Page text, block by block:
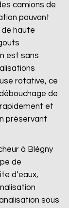
camions de
pouvant
haute
est sans
rotative, ce
de
et
préservant
à Blégny
de
d’eaux,
sous